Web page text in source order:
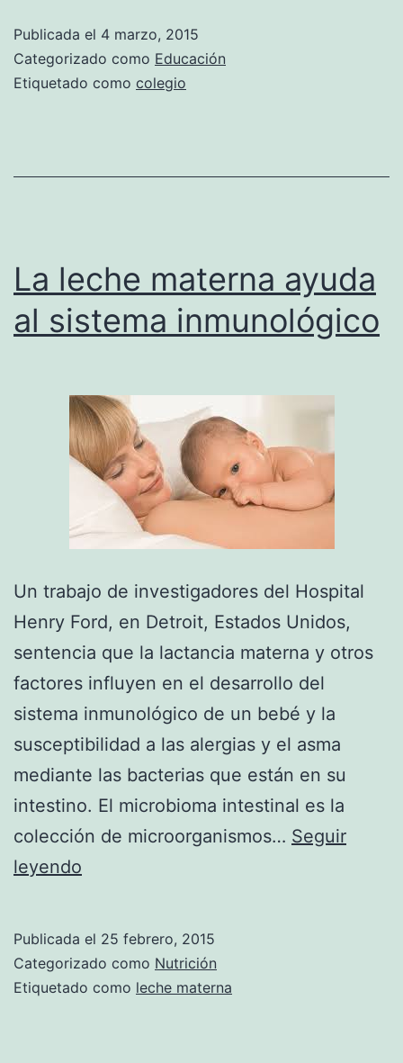
Barcelona
permite
niños
la
escuela
transporte
público
de
forma
autónoma
Publicada el 4 marzo, 2015
Categorizado como Educación
Etiquetado como colegio
La leche materna ayuda
al sistema inmunológico
Un trabajo de investigadores del Hospital
Henry Ford, en Detroit, Estados Unidos,
sentencia que la lactancia materna y otros
factores influyen en el desarrollo del
sistema inmunológico de un bebé y la
susceptibilidad a las alergias y el asma
mediante las bacterias que están en su
intestino. El microbioma intestinal es la
colección de microorganismos… Seguir
leyendo
ayuda
al
Publicada el 25 febrero, 2015
Categorizado como Nutrición
Etiquetado como leche materna